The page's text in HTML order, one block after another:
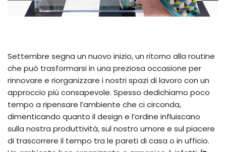
Settembre segna un nuovo inizio, un ritorno alla routine
che può trasformarsi in una preziosa occasione per
rinnovare e riorganizzare i nostri spazi di lavoro con un
approccio più consapevole. Spesso dedichiamo poco
tempo a ripensare l’ambiente che ci circonda,
dimenticando quanto il design e l’ordine influiscano
sulla nostra produttività, sul nostro umore e sul piacere
di trascorrere il tempo tra le pareti di casa o in ufficio.